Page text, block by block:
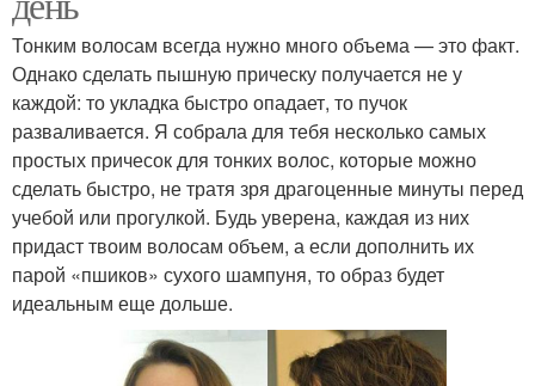
Тонким волосам всегда нужно много объема — это факт.
Однако сделать пышную прическу получается не у
каждой: то укладка быстро опадает, то пучок
разваливается. Я собрала для тебя несколько самых
простых причесок для тонких волос, которые можно
сделать быстро, не тратя зря драгоценные минуты перед
учебой или прогулкой. Будь уверена, каждая из них
придаст твоим волосам объем, а если дополнить их
парой «пшиков» сухого шампуня, то образ будет
идеальным еще дольше.